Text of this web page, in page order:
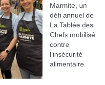
Marmite, un
défi annuel de
La Tablée des
Chefs mobilisé
contre
l’insécurité
alimentaire.